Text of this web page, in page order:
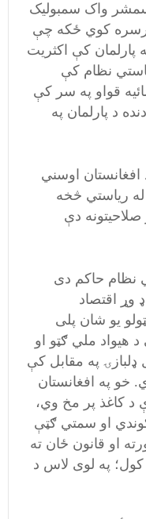
واک سمبوليک
کوي ځکه چې
کې اکثريت
نظام کې
قواو په سر کې
د پارلمان په
اوسني
رياستي څخه
دې
نظام حاکم دی
وړ اقتصاد
يو شان پلی
هيواد ملي ګټو او
په مقابل کې
خو په افغانستان
د کاغذ پر مخ وي،
او سمتي ګټې
او قانون ځان ته
کول؛ په لوی لاس د